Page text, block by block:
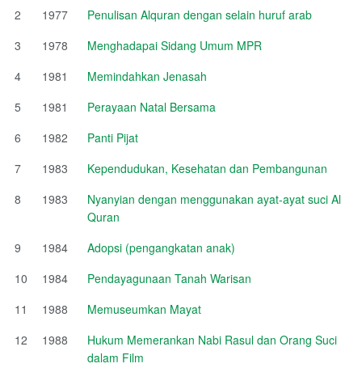
2
1977
Penulisan Alquran dengan selain huruf arab
3
1978
Menghadapai Sidang Umum MPR
4
1981
Memindahkan Jenasah
5
1981
Perayaan Natal Bersama
6
1982
Panti Pijat
7
1983
Kependudukan, Kesehatan dan Pembangunan
8
1983
Nyanyian dengan menggunakan ayat-ayat suci Al
Quran
9
1984
Adopsi (pengangkatan anak)
10
1984
Pendayagunaan Tanah Warisan
11
1988
Memuseumkan Mayat
12
1988
Hukum Memerankan Nabi Rasul dan Orang Suci
dalam Film